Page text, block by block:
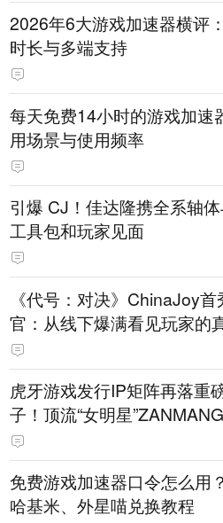
2026年6大游戏加速器横评
时长与多端支持
每天免费14小时的游戏加速
用场景与使用频率
引爆 CJ！佳达隆携全系轴
工具包和玩家见面
《代号：对决》ChinaJoy首
官：从线下爆满看见玩家的
待
虎牙游戏发行IP矩阵再落重
子！顶流“女明星
PY 正版3D消除手游《消消奇
惊喜曝光
免费游戏加速器口令怎么用
哈基米、外星喵兑换教程